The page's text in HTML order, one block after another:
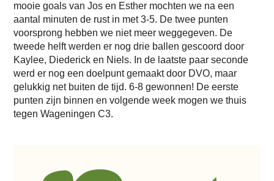
mooie goals van Jos en Esther mochten we na een
aantal minuten de rust in met 3-5. De twee punten
voorsprong hebben we niet meer weggegeven. De
tweede helft werden er nog drie ballen gescoord door
Kaylee, Diederick en Niels. In de laatste paar seconde
werd er nog een doelpunt gemaakt door DVO, maar
gelukkig net buiten de tijd. 6-8 gewonnen! De eerste
punten zijn binnen en volgende week mogen we thuis
tegen Wageningen C3.